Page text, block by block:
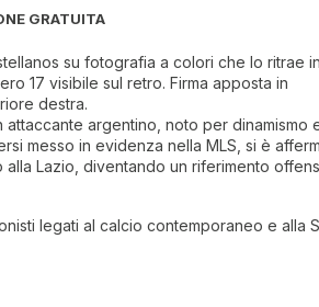
GRATUITA
su fotografia a colori che lo ritrae in
17 visibile sul retro. Firma apposta in
destra.
attaccante argentino, noto per dinamismo
messo in evidenza nella MLS, si è
Lazio, diventando un riferimento
legati al calcio contemporaneo e alla